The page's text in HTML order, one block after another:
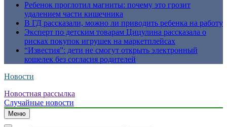
Ребенок проглотил магниты: почему это грозит
удалением части кишечника
В ГД рассказали, можно ли приводить ребенка на работу
Эксперт по детским товарам Цицулина рассказала о
рисках покупок игрушек на маркетплейсах
“Известия”: дети не смогут открыть электронный
кошелек без согласия родителей
Новости
Новостная рассылка
Случайные новости
Меню